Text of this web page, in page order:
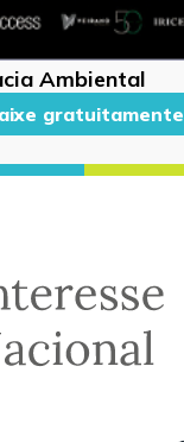
Ambiental
gratuitamente